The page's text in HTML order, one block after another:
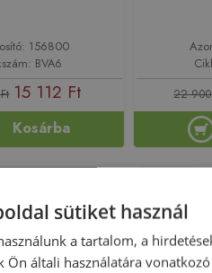
156800
BVA6
15 112 Ft
Kosárba
22
sütiket használ
a tartalom, a
Ön általi használatára